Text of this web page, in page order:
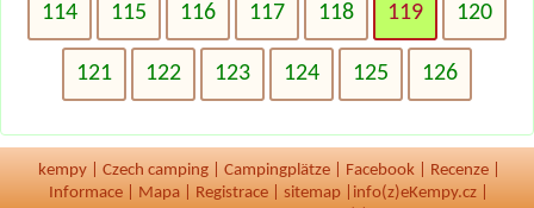
114 115 116 117 118 119 120
121 122 123 124 125 126
kempy Czech camping Campingplätze Facebook Recenze
Informace
Mapa Registrace sitemap
info(z)eKempy.cz |